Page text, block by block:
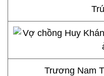
Trương Nam